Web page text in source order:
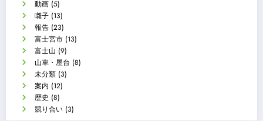
動画 (5)
囃子 (13)
報告 (23)
富士宮市 (13)
富士山 (9)
山車・屋台 (8)
未分類 (3)
案内 (12)
歴史 (8)
競り合い (3)